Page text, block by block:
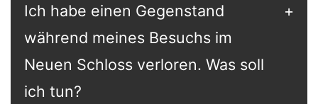
Ich habe einen Gegenstand
während meines Besuchs im
Neuen Schloss verloren. Was soll
ich tun?